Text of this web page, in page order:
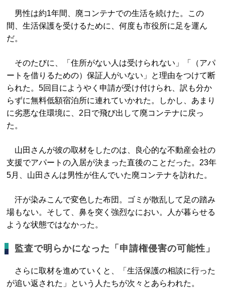
男性は約1年間、廃コンテナでの生活を続けた。この
間、生活保護を受けるために、何度も市役所に足を運ん
だ。
そのたびに、「住所がない人は受けられない」「（アパ
ートを借りるための）保証人がいない」と理由をつけて断
られた。5回目にようやく申請が受け付けられ、訳も分か
らずに無料低額宿泊所に連れていかれた。しかし、あまり
に劣悪な住環境に、2日で飛び出して廃コンテナに戻っ
た。
山田さんが彼の取材をしたのは、良心的な不動産会社の
支援でアパートの入居が決まった直後のことだった。23年
5月、山田さんは男性が住んでいた廃コンテナを訪れた。
汗が染みこんで変色した布団。ゴミが散乱して足の踏み
場もない。そして、鼻を突く強烈なにおい。人が暮らせる
ような状態ではなかった。
監査で明らかになった「申請権侵害の可能性」
さらに取材を進めていくと、「生活保護の相談に行った
が追い返された」という人たちが次々とあらわれた。